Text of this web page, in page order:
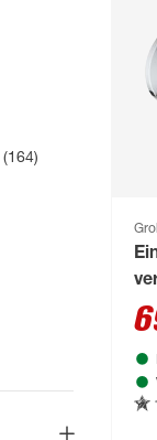
(164)